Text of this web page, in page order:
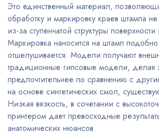
Это единственный материал,
обработку и маркировку краев штампа
из-за ступенчатой структуры
Маркировка наносится на штамп подобно
отшелушивается. Модели получают
традиционные гипсовые модели, делая
предпочтительнее по сравнению с
на основе синтетических смол,
Низкая вязкость, в сочетании с
принтером дает превосходные
анатомических нюансов.